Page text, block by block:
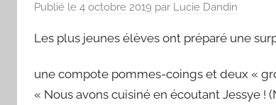
Publié le 4 octobre 2019 par Lucie Dandin
Les plus jeunes élèves ont préparé une
une compote pommes-coings et deux «
« Nous avons cuisiné en écoutant Jessye !